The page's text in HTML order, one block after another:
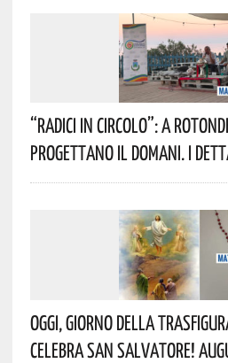
“Radici In Circolo”: A
Progettano Il Domani. I
Oggi, Giorno Della
Celebra San Salvatore!